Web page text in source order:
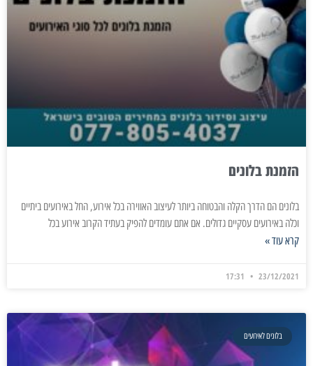
הזמנת בלונים
בלונים הם הדרך הקלה והבטוחה ביותר לעיצוב האווירה בכל אירוע, החל באירועים ביתיים
וכלה באירועים עסקיים גדולים. אם אתם עומדים להפיק בעתיד הקרוב אירוע בכל
קרא עוד »
23/12/2021
בלונים לאירועים